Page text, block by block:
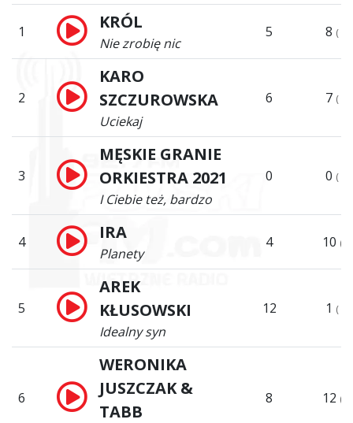
1 KRÓL
Nie zrobię nic
5 8 (
2
KARO
SZCZUROWSKA
Uciekaj
6 7 (
3
MĘSKIE GRANIE
ORKIESTRA 2021
I Ciebie też, bardzo
0 0 (
4 IRA
Planety
4 10 (
5
AREK
KŁUSOWSKI
Idealny syn
12 1 (
6
WERONIKA
JUSZCZAK &
TABB
8 12 (